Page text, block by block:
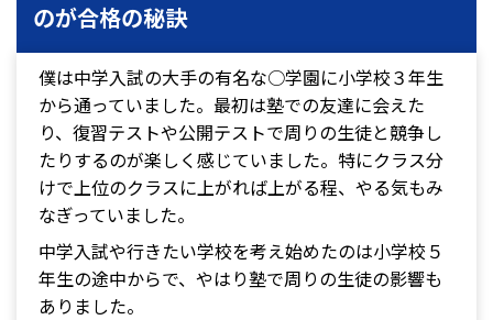
のが合格の秘訣
僕は中学入試の大手の有名な○学園に小学校３年生
から通っていました。最初は塾での友達に会えた
り、復習テストや公開テストで周りの生徒と競争し
たりするのが楽しく感じていました。特にクラス分
けで上位のクラスに上がれば上がる程、やる気もみ
なぎっていました。
中学入試や行きたい学校を考え始めたのは小学校５
年生の途中からで、やはり塾で周りの生徒の影響も
ありました。